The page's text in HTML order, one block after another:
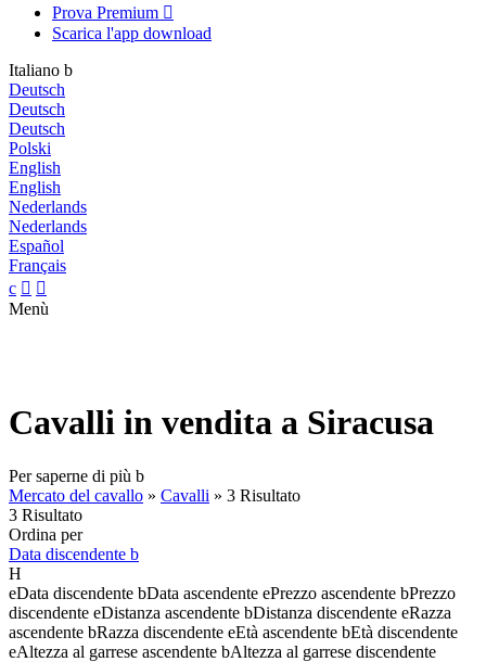
Prova Premium 
Scarica l'app download
Italiano b
Deutsch
Deutsch
Deutsch
Polski
English
English
Nederlands
Nederlands
Español
Français
c  
Menù
Cavalli in vendita a Siracusa
Per saperne di più b
Mercato del cavallo » Cavalli » 3 Risultato
3 Risultato
Ordina per
Data discendente b
H
eData discendente bData ascendente ePrezzo ascendente bPrezzo
discendente eDistanza ascendente bDistanza discendente eRazza
ascendente bRazza discendente eEtà ascendente bEtà discendente
eAltezza al garrese ascendente bAltezza al garrese discendente